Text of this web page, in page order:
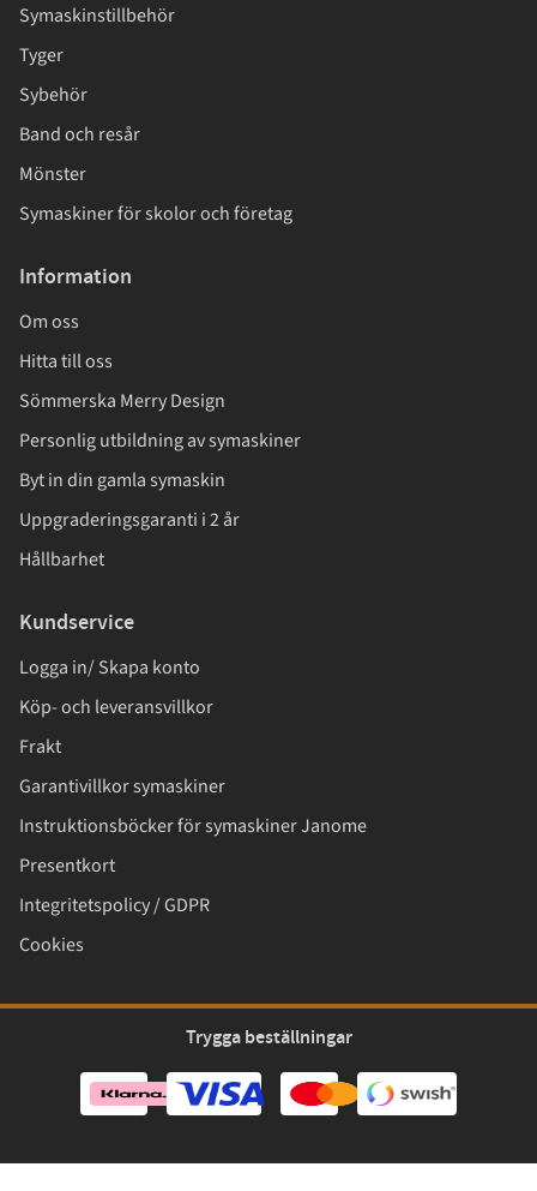
Symaskinstillbehör
Tyger
Sybehör
Band och resår
Mönster
Symaskiner för skolor och företag
Information
Om oss
Hitta till oss
Sömmerska Merry Design
Personlig utbildning av symaskiner
Byt in din gamla symaskin
Uppgraderingsgaranti i 2 år
Hållbarhet
Kundservice
Logga in/ Skapa konto
Köp- och leveransvillkor
Frakt
Garantivillkor symaskiner
Instruktionsböcker för symaskiner Janome
Presentkort
Integritetspolicy / GDPR
Cookies
Trygga beställningar